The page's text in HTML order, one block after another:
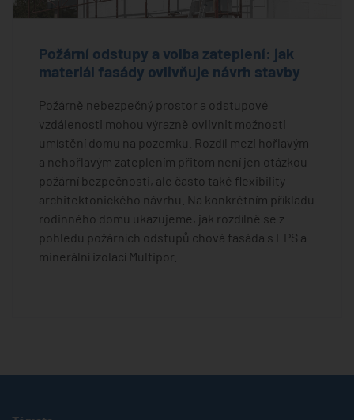
Požární odstupy a volba zateplení: jak
materiál fasády ovlivňuje návrh stavby
Požárně nebezpečný prostor a odstupové
vzdálenosti mohou výrazně ovlivnit možnosti
umístění domu na pozemku. Rozdíl mezi hořlavým
a nehořlavým zateplením přitom není jen otázkou
požární bezpečnosti, ale často také flexibility
architektonického návrhu. Na konkrétním příkladu
rodinného domu ukazujeme, jak rozdílně se z
pohledu požárních odstupů chová fasáda s EPS a
minerální izolací Multipor.